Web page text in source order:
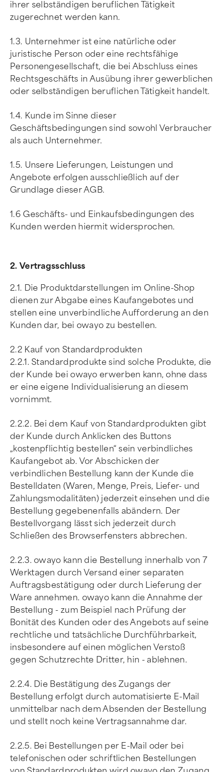
ihrer selbständigen beruflichen Tätigkeit
zugerechnet werden kann.
1.3. Unternehmer ist eine natürliche oder
juristische Person oder eine rechtsfähige
Personengesellschaft, die bei Abschluss eines
Rechtsgeschäfts in Ausübung ihrer gewerblichen
oder selbständigen beruflichen Tätigkeit handelt.
1.4. Kunde im Sinne dieser
Geschäftsbedingungen sind sowohl Verbraucher
als auch Unternehmer.
1.5. Unsere Lieferungen, Leistungen und
Angebote erfolgen ausschließlich auf der
Grundlage dieser AGB.
1.6 Geschäfts- und Einkaufsbedingungen des
Kunden werden hiermit widersprochen.
2. Vertragsschluss
2.1. Die Produktdarstellungen im Online-Shop
dienen zur Abgabe eines Kaufangebotes und
stellen eine unverbindliche Aufforderung an den
Kunden dar, bei owayo zu bestellen.
2.2 Kauf von Standardprodukten
2.2.1. Standardprodukte sind solche Produkte, die
der Kunde bei owayo erwerben kann, ohne dass
er eine eigene Individualisierung an diesem
vornimmt.
2.2.2. Bei dem Kauf von Standardprodukten gibt
der Kunde durch Anklicken des Buttons
„kostenpflichtig bestellen“ sein verbindliches
Kaufangebot ab. Vor Abschicken der
verbindlichen Bestellung kann der Kunde die
Bestelldaten (Waren, Menge, Preis, Liefer- und
Zahlungsmodalitäten) jederzeit einsehen und die
Bestellung gegebenenfalls abändern. Der
Bestellvorgang lässt sich jederzeit durch
Schließen des Browserfensters abbrechen.
2.2.3. owayo kann die Bestellung innerhalb von 7
Werktagen durch Versand einer separaten
Auftragsbestätigung oder durch Lieferung der
Ware annehmen. owayo kann die Annahme der
Bestellung - zum Beispiel nach Prüfung der
Bonität des Kunden oder des Angebots auf seine
rechtliche und tatsächliche Durchführbarkeit,
insbesondere auf einen möglichen Verstoß
gegen Schutzrechte Dritter, hin - ablehnen.
2.2.4. Die Bestätigung des Zugangs der
Bestellung erfolgt durch automatisierte E-Mail
unmittelbar nach dem Absenden der Bestellung
und stellt noch keine Vertragsannahme dar.
2.2.5. Bei Bestellungen per E-Mail oder bei
telefonischen oder schriftlichen Bestellungen